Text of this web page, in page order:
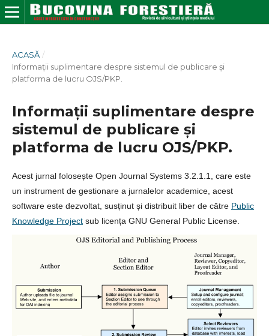
ACASĂ /
Informații suplimentare despre sistemul de publicare și
platforma de lucru OJS/PKP.
Informații suplimentare despre
sistemul de publicare și
platforma de lucru OJS/PKP.
Acest jurnal folosește Open Journal Systems 3.2.1.1, care este
un instrument de gestionare a jurnalelor academice, acest
software este dezvoltat, susținut și distribuit liber de către Public
Knowledge Project sub licența GNU General Public License.